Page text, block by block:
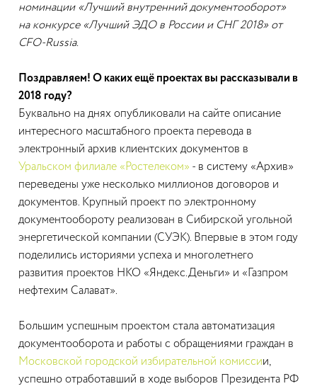
номинации «Лучший внутренний документооборот»
на конкурсе «Лучший ЭДО в России и СНГ 2018» от
CFO-Russia.
Поздравляем! О каких ещё проектах вы рассказывали в
2018 году?
Буквально на днях опубликовали на сайте описание
интересного масштабного проекта перевода в
электронный архив клиентских документов в
Уральском филиале «Ростелеком» - в систему «Архив»
переведены уже несколько миллионов договоров и
документов. Крупный проект по электронному
документообороту реализован в Сибирской угольной
энергетической компании (СУЭК). Впервые в этом году
поделились историями успеха и многолетнего
развития проектов НКО «Яндекс.Деньги» и «Газпром
нефтехим Салават».
Большим успешным проектом стала автоматизация
документооборота и работы с обращениями граждан в
Московской городской избирательной комиссии,
успешно отработавший в ходе выборов Президента РФ